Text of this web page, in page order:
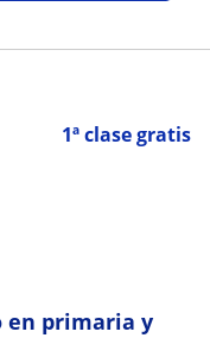
1ª clase gratis
en primaria y